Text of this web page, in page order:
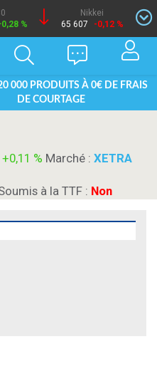
%
Nikkei
65 607
-0,12 %
000 PRODUITS À 0€ DE FRAIS
DE COURTAGE
+0,11 % Marché : XETRA
à la TTF : Non